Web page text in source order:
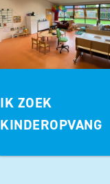
IK ZOEK
KINDEROPVANG